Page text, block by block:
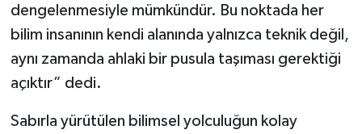
dengelenmesiyle mümkündür. Bu noktada her
bilim insanının kendi alanında yalnızca teknik değil,
aynı zamanda ahlaki bir pusula taşıması gerektiği
açıktır” dedi.
Sabırla yürütülen bilimsel yolculuğun kolay